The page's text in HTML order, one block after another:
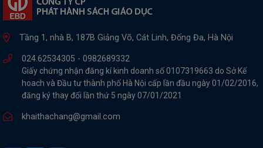
Tầng 1, nhà B, 187B Giảng Võ, Cát Linh, Đống Đa, Hà Nội
024.62534305 - 0982689332
Giấy chứng nhận đăng kí kinh doanh số 0107319663 do Sở Kế
hoach và Đầu tư thành phố Hà Nội cấp lần đầu ngày 01/02/2016,
đăng ký thay đổi lần thứ 5 ngày 07/01/2021
khaithachang@gmail.com